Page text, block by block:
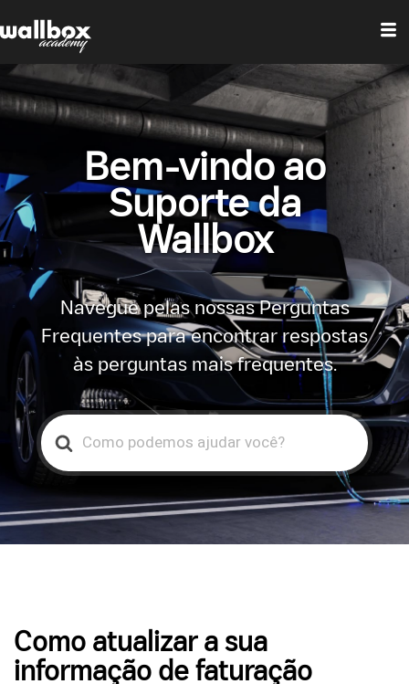
Bem-vindo ao
Suporte da
Wallbox
Navegue pelas nossas Perguntas
Frequentes para encontrar respostas
às perguntas mais frequentes.
Search
For
Como atualizar a sua
informação de faturação